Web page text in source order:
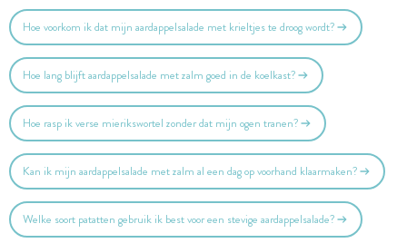
Hoe voorkom ik dat mijn aardappelsalade met krieltjes te droog wordt?
Hoe lang blijft aardappelsalade met zalm goed in de koelkast?
Hoe rasp ik verse mierikswortel zonder dat mijn ogen tranen?
Kan ik mijn aardappelsalade met zalm al een dag op voorhand klaarmaken?
Welke soort patatten gebruik ik best voor een stevige aardappelsalade?